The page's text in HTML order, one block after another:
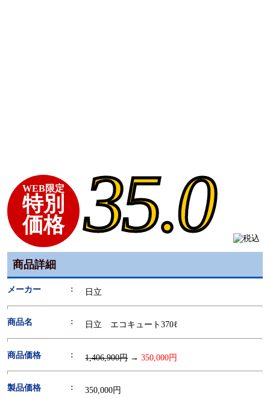
WEB限定
特別
価格
35.0
商品詳細
メーカー 日立
商品名 日立 エコキュート370ℓ
商品価格 1,406,900円→350,000円
製品価格 350,000円